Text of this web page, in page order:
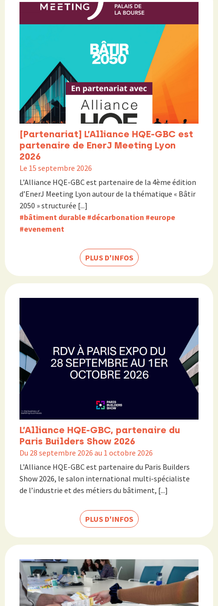
[Partenariat] L’Alliance HQE-GBC est
partenaire de EnerJ Meeting Lyon
2026
Le 15 septembre 2026
L’Alliance HQE-GBC est partenaire de la 4ème édition
d’EnerJ Meeting Lyon autour de la thématique « Bâtir
2050 » structurée [...]
#bâtiment durable #décarbonation #europe
#evenement
PLUS D'INFOS
L’Alliance HQE-GBC, partenaire du
Paris Builders Show 2026
Du 28 septembre 2026 au 1 octobre 2026
L’Alliance HQE-GBC est partenaire du Paris Builders
Show 2026, le salon international multi-spécialiste
de l’industrie et des métiers du bâtiment, [...]
PLUS D'INFOS